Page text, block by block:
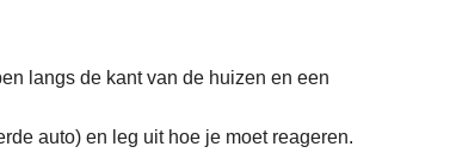
langs de kant van de huizen en een
auto) en leg uit hoe je moet reageren.